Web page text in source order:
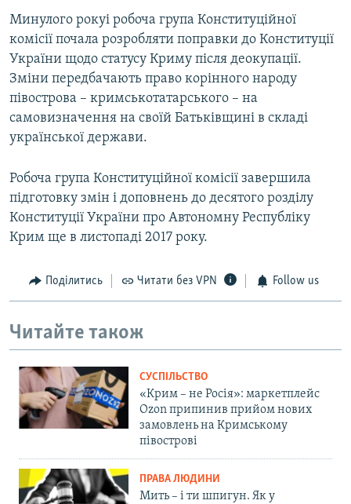
Минулого рокуі робоча група Конституційної
комісії почала розробляти поправки до Конституції
України щодо статусу Криму після деокупації.
Зміни передбачають право корінного народу
півострова – кримськотатарського – на
самовизначення на своїй Батьківщині в складі
української держави.
Робоча група Конституційної комісії завершила
підготовку змін і доповнень до десятого розділу
Конституції України про Автономну Республіку
Крим ще в листопаді 2017 року.
Поділитись Читати без VPN Follow us
Читайте також
СУСПІЛЬСТВО
«Крим – не Росія»: маркетплейс
Ozon припинив прийом нових
замовлень на Кримському
півострові
ПРАВА ЛЮДИНИ
Мить – і ти шпигун. Як у